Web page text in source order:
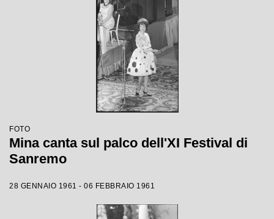
FOTO
Mina canta sul palco dell'XI Festival di
Sanremo
28 GENNAIO 1961 - 06 FEBBRAIO 1961